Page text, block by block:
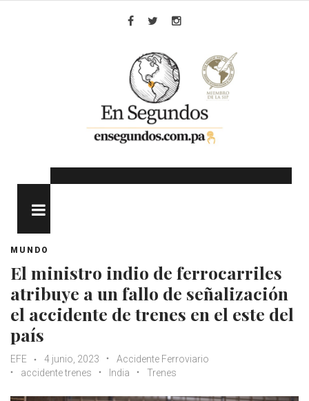
MUNDO
El ministro indio de ferrocarriles
atribuye a un fallo de señalización
el accidente de trenes en el este del
país
EFE 4 junio, 2023
Accidente Ferroviario
accidente trenes
India Trenes